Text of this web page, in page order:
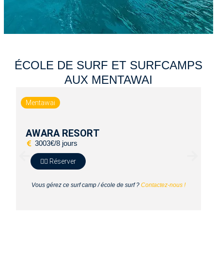
ÉCOLE DE SURF ET SURFCAMPS
AUX MENTAWAI
Mentawai
AWARA RESORT
3003€/8 jours
🏄‍♂️ Réserver
Vous gérez ce surf camp / école de surf ? Contactez-nous !